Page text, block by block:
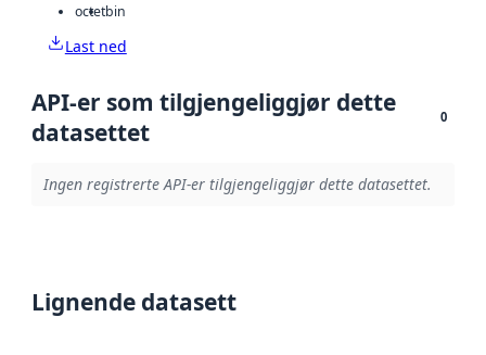
octetbin
Last ned
API-er som tilgjengeliggjør dette
datasettet
0
Ingen registrerte API-er tilgjengeliggjør dette datasettet.
Lignende datasett